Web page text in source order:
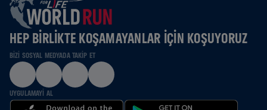
HEP BIRLIKTE KOŞAMAYANLAR IÇIN KOŞUYORUZ
BIZI SOSYAL MEDYADA TAKIP ET
UYGULAMAYI AL